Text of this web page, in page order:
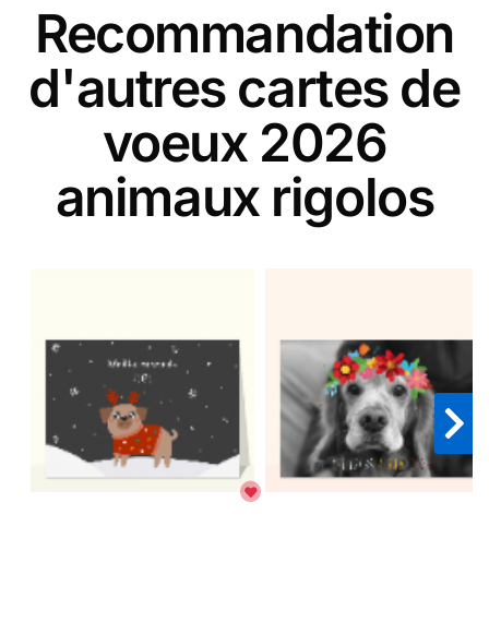
Recommandation
d'autres cartes de
voeux 2026
animaux rigolos